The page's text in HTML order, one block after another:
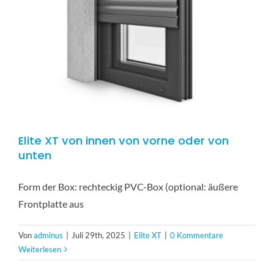
Elite XT von innen von vorne oder von
unten
Form der Box: rechteckig PVC-Box (optional: äußere
Frontplatte aus
Vonadminus Juli 29th, 2025 Elite XT
0 Kommentare
Weiterlesen